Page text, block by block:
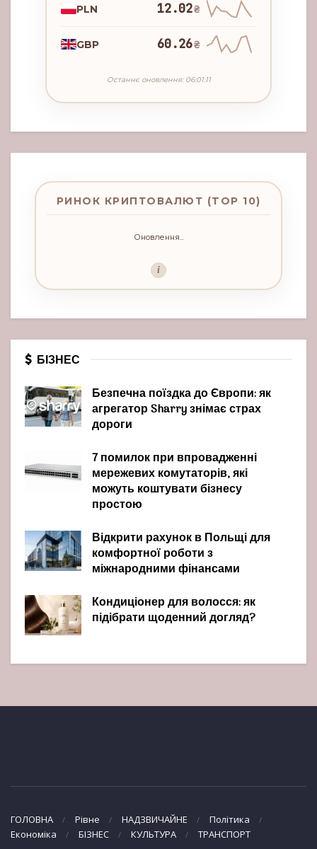
PLN 12.02₴
GBP 60.26₴
Останнє оновлення: 06:01:11
РИНОК КРИПТОВАЛЮТ (TOP 10)
Оновлення...
i
БІЗНЕС
Безпечна поїздка до Європи: як
агрегатор Sharry знімає страх
дороги
7 помилок при впровадженні
мережевих комутаторів, які
можуть коштувати бізнесу
простою
Відкрити рахунок в Польщі для
комфортної роботи з
міжнародними фінансами
Кондиціонер для волосся: як
підібрати щоденний догляд?
ГОЛОВНА Рівне НАДЗВИЧАЙНЕ
Політика
Економіка
БІЗНЕС КУЛЬТУРА ТРАНСПОРТ